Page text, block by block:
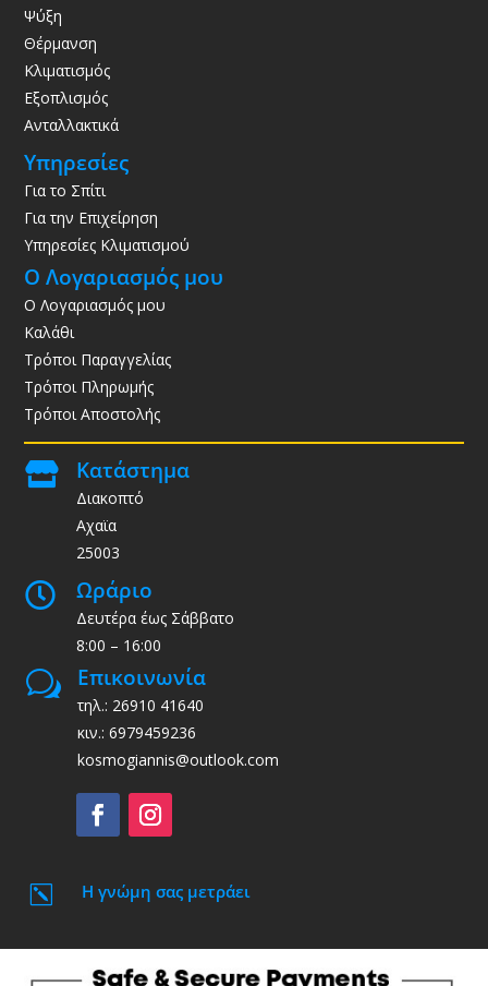
Ψύξη
Θέρμανση
Κλιματισμός
Εξοπλισμός
Ανταλλακτικά
Υπηρεσίες
Για το Σπίτι
Για την Επιχείρηση
Υπηρεσίες Κλιματισμού
Ο Λογαριασμός μου
Ο Λογαριασμός μου
Καλάθι
Τρόποι Παραγγελίας
Τρόποι Πληρωμής
Τρόποι Αποστολής
 Κατάστημα
Διακοπτό
Αχαϊα
25003
 Ωράριο
Δευτέρα έως Σάββατο
8:00 – 16:00
w Επικοινωνία
τηλ.: 26910 41640
κιν.: 6979459236
kosmogiannis@outlook.com
k Η γνώμη σας μετράει